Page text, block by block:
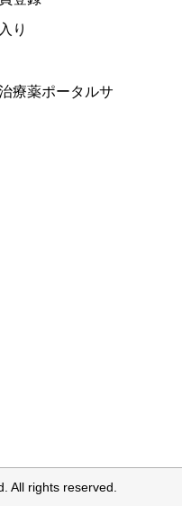
り
療薬ポータルサ
All rights reserved.